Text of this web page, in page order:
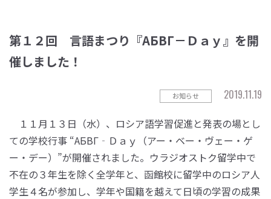
第１２回 言語まつり『АБВГ－Ｄａｙ』を開
催しました！
お知らせ
2019.11.19
１１月１３日（水）、ロシア語学習促進と発表の場とし
ての学校行事 “АБВГ‐Ｄａｙ（アー・ベー・ヴェー・ゲ
ー・デー）”が開催されました。ウラジオストク留学中で
不在の３年生を除く全学年と、函館校に留学中のロシア人
学生４名が参加し、学年や国籍を越えて日頃の学習の成果